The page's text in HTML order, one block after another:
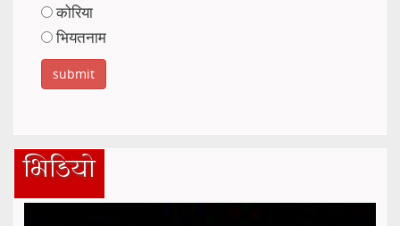
कोरिया
भियतनाम
भिडियो